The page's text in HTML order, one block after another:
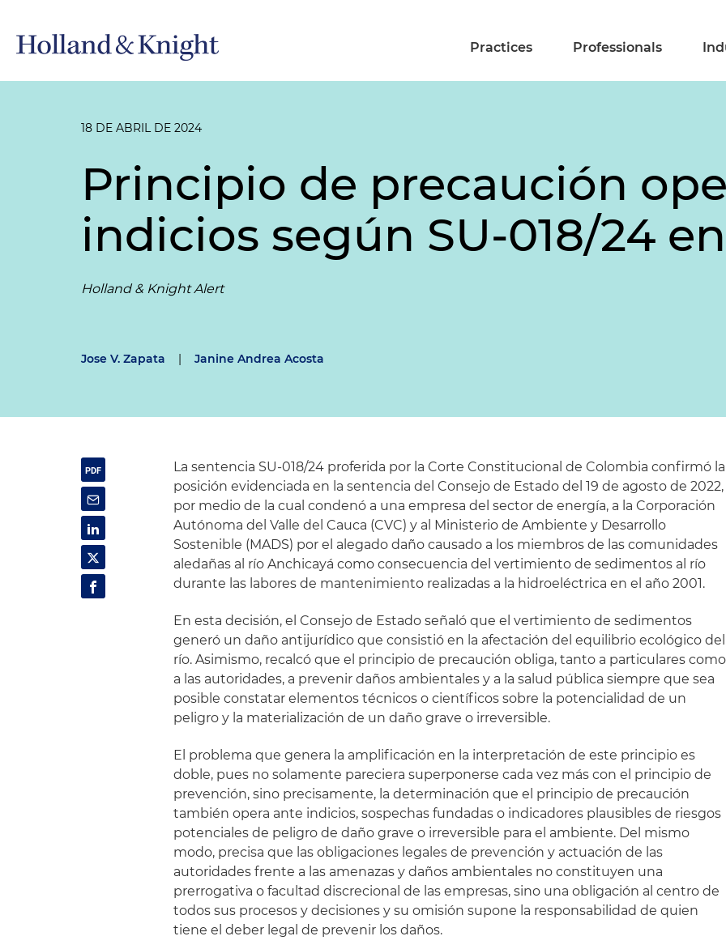
Practices Professionals
18 DE ABRIL DE 2024
Principio de precaución
indicios según SU-018/24
Holland & Knight Alert
Jose V. Zapata | Janine Andrea Acosta
La sentencia SU-018/24 proferida por la Corte Constitucional de Colombia confirmó la
posición evidenciada en la sentencia del Consejo de Estado del 19 de agosto de 2022,
por medio de la cual condenó a una empresa del sector de energía, a la Corporación
Autónoma del Valle del Cauca (CVC) y al Ministerio de Ambiente y Desarrollo
Sostenible (MADS) por el alegado daño causado a los miembros de las comunidades
aledañas al río Anchicayá como consecuencia del vertimiento de sedimentos al río
durante las labores de mantenimiento realizadas a la hidroeléctrica en el año 2001.
En esta decisión, el Consejo de Estado señaló que el vertimiento de sedimentos
generó un daño antijurídico que consistió en la afectación del equilibrio ecológico del
río. Asimismo, recalcó que el principio de precaución obliga, tanto a particulares como
a las autoridades, a prevenir daños ambientales y a la salud pública siempre que sea
posible constatar elementos técnicos o científicos sobre la potencialidad de un
peligro y la materialización de un daño grave o irreversible.
El problema que genera la amplificación en la interpretación de este principio es
doble, pues no solamente pareciera superponerse cada vez más con el principio de
prevención, sino precisamente, la determinación que el principio de precaución
también opera ante indicios, sospechas fundadas o indicadores plausibles de riesgos
potenciales de peligro de daño grave o irreversible para el ambiente. Del mismo
modo, precisa que las obligaciones legales de prevención y actuación de las
autoridades frente a las amenazas y daños ambientales no constituyen una
prerrogativa o facultad discrecional de las empresas, sino una obligación al centro de
todos sus procesos y decisiones y su omisión supone la responsabilidad de quien
tiene el deber legal de prevenir los daños.